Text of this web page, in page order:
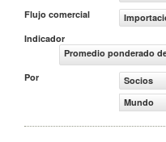
Flujo comercial
Indicador
Promedio ponderado
Por
Socios
Mundo